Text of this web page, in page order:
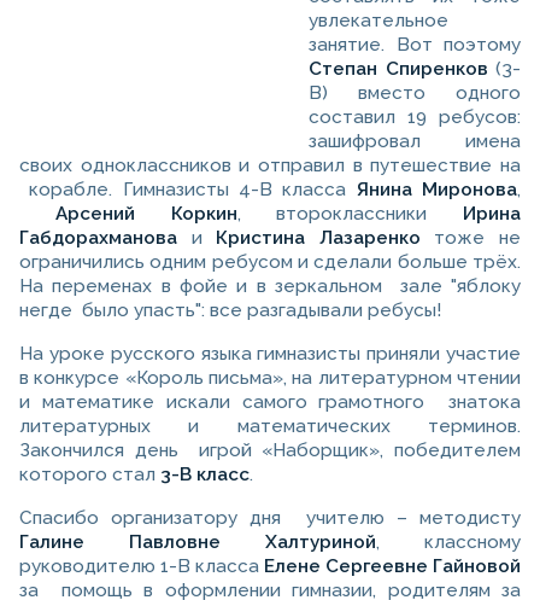
увлекательное
занятие. Вот поэтому
Степан Спиренков (3-
В) вместо одного
составил 19 ребусов:
зашифровал имена
своих одноклассников и отправил в путешествие на
корабле. Гимназисты 4-В класса Янина Миронова,
Арсений Коркин, второклассники Ирина
Габдорахманова и Кристина Лазаренко тоже не
ограничились одним ребусом и сделали больше трёх.
На переменах в фойе и в зеркальном зале "яблоку
негде было упасть": все разгадывали ребусы!
На уроке русского языка гимназисты приняли участие
в конкурсе «Король письма», на литературном чтении
и математике искали самого грамотного знатока
литературных и математических терминов.
Закончился день игрой «Наборщик», победителем
которого стал 3-В класс.
Спасибо организатору дня учителю – методисту
Галине Павловне Халтуриной, классному
руководителю 1-В класса Елене Сергеевне Гайновой
за помощь в оформлении гимназии, родителям за